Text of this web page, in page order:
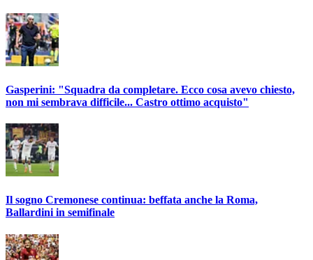
Gasperini: "Squadra da completare. Ecco cosa avevo chiesto,
non mi sembrava difficile... Castro ottimo acquisto"
Il sogno Cremonese continua: beffata anche la Roma,
Ballardini in semifinale